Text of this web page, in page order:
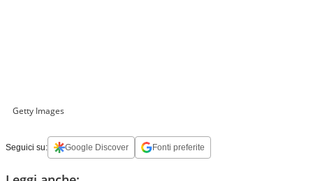
Getty Images
Seguici su: Google Discover Fonti preferite